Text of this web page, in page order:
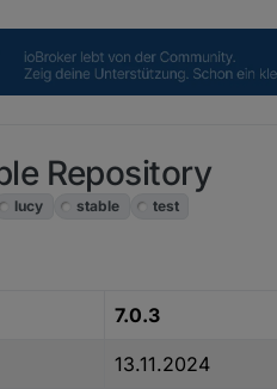
Repository
lucy stable
test
7.0.3
13.11.2024